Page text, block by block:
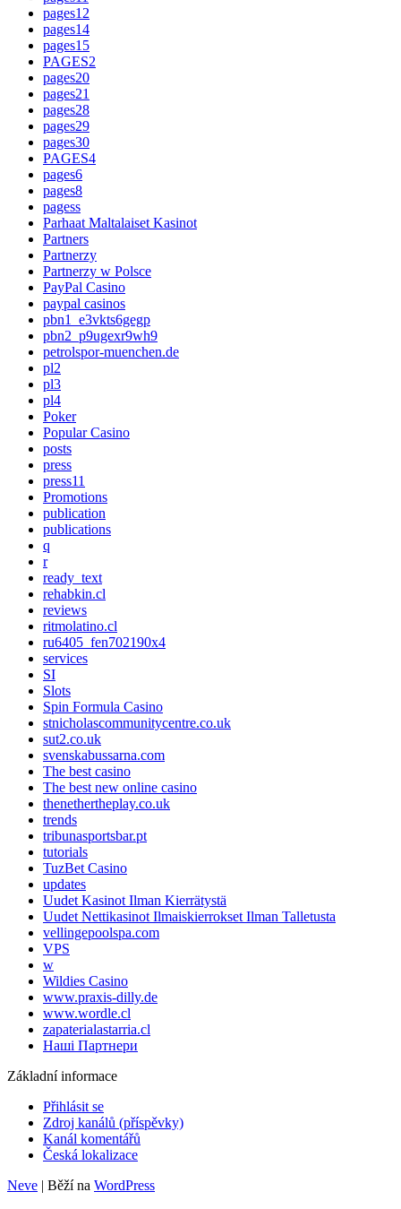
pages12
pages14
pages15
PAGES2
pages20
pages21
pages28
pages29
pages30
PAGES4
pages6
pages8
pagess
Parhaat Maltalaiset Kasinot
Partners
Partnerzy
Partnerzy w Polsce
PayPal Casino
paypal casinos
pbn1_e3vkts6gegp
pbn2_p9ugexr9wh9
petrolspor-muenchen.de
pl2
pl3
pl4
Poker
Popular Casino
posts
press
press11
Promotions
publication
publications
q
r
ready_text
rehabkin.cl
reviews
ritmolatino.cl
ru6405_fen702190x4
services
SI
Slots
Spin Formula Casino
stnicholascommunitycentre.co.uk
sut2.co.uk
svenskabussarna.com
The best casino
The best new online casino
thenethertheplay.co.uk
trends
tribunasportsbar.pt
tutorials
TuzBet Casino
updates
Uudet Kasinot Ilman Kierrätystä
Uudet Nettikasinot Ilmaiskierrokset Ilman Talletusta
vellingepoolspa.com
VPS
w
Wildies Casino
www.praxis-dilly.de
www.wordle.cl
zapaterialastarria.cl
Наші Партнери
Základní informace
Přihlásit se
Zdroj kanálů (příspěvky)
Kanál komentářů
Česká lokalizace
Neve | Běží na WordPress